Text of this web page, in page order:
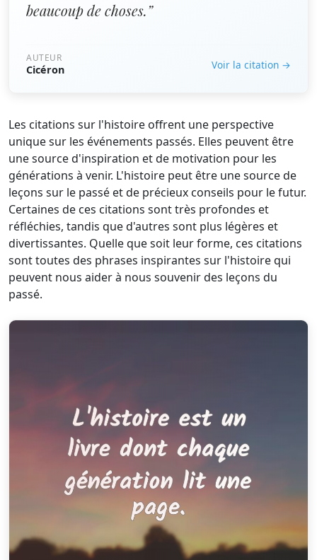
beaucoup de choses.”
AUTEUR
Cicéron Voir la citation →
Les citations sur l'histoire offrent une perspective
unique sur les événements passés. Elles peuvent être
une source d'inspiration et de motivation pour les
générations à venir. L'histoire peut être une source de
leçons sur le passé et de précieux conseils pour le futur.
Certaines de ces citations sont très profondes et
réfléchies, tandis que d'autres sont plus légères et
divertissantes. Quelle que soit leur forme, ces citations
sont toutes des phrases inspirantes sur l'histoire qui
peuvent nous aider à nous souvenir des leçons du
passé.